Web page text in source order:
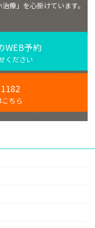
療」を心掛けています。
WEB予約
ください
ちら